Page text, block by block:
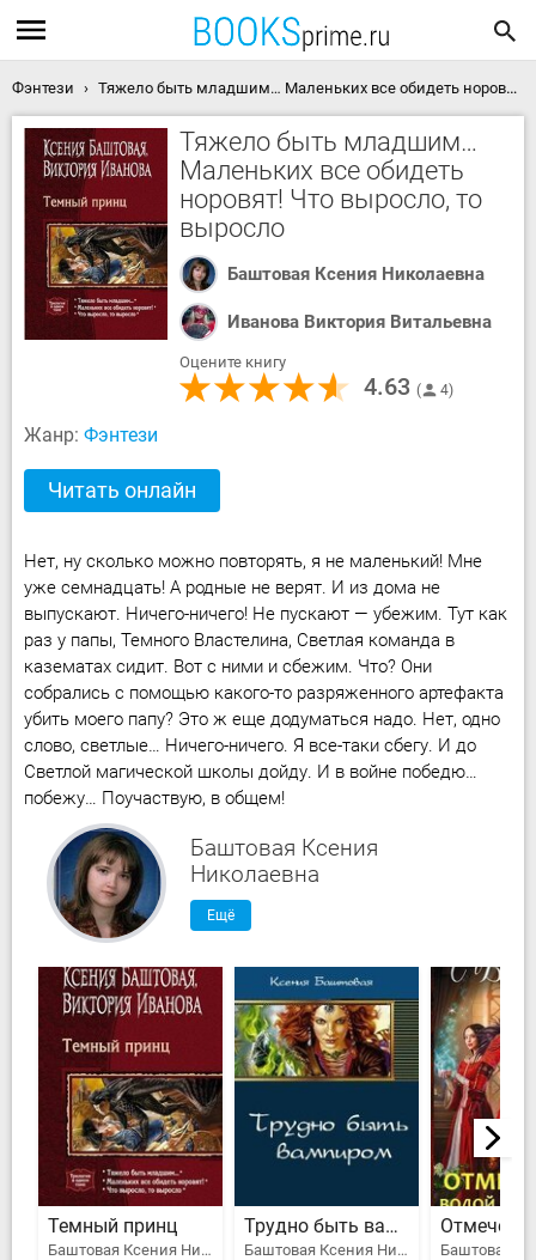
Фэнтези Тяжело быть младшим… Маленьких все обидеть норовят! Что выросло, то выросло скачать книгу
Тяжело быть младшим…
Маленьких все обидеть
норовят! Что выросло, то
выросло
Баштовая Ксения Николаевна
Иванова Виктория Витальевна
Оцените книгу
4.63 4
Жанр: Фэнтези
Читать онлайн
Нет, ну сколько можно повторять, я не маленький! Мне
уже семнадцать! А родные не верят. И из дома не
выпускают. Ничего-ничего! Не пускают — убежим. Тут как
раз у папы, Темного Властелина, Светлая команда в
казематах сидит. Вот с ними и сбежим. Что? Они
собрались с помощью какого-то разряженного артефакта
убить моего папу? Это ж еще додуматься надо. Нет, одно
слово, светлые… Ничего-ничего. Я все-таки сбегу. И до
Светлой магической школы дойду. И в войне победю…
побежу… Поучаствую, в общем!
Баштовая Ксения
Николаевна
Ещё
Темный принц
Баштовая Ксения Николаевна, Иванова Виктория Витальевна
Трудно быть вампиром
Баштовая Ксения Николаевна